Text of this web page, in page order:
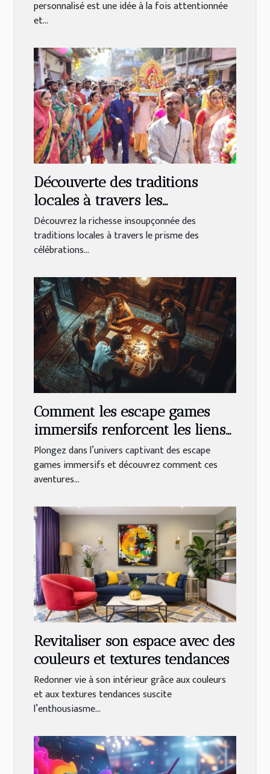
personnalisé est une idée à la fois attentionnée
et...
Découverte des traditions
locales à travers les
célébrations religieuses
Découvrez la richesse insoupçonnée des
traditions locales à travers le prisme des
célébrations...
Comment les escape games
immersifs renforcent les liens
en équipe ?
Plongez dans l’univers captivant des escape
games immersifs et découvrez comment ces
aventures...
Revitaliser son espace avec des
couleurs et textures tendances
Redonner vie à son intérieur grâce aux couleurs
et aux textures tendances suscite
l’enthousiasme...